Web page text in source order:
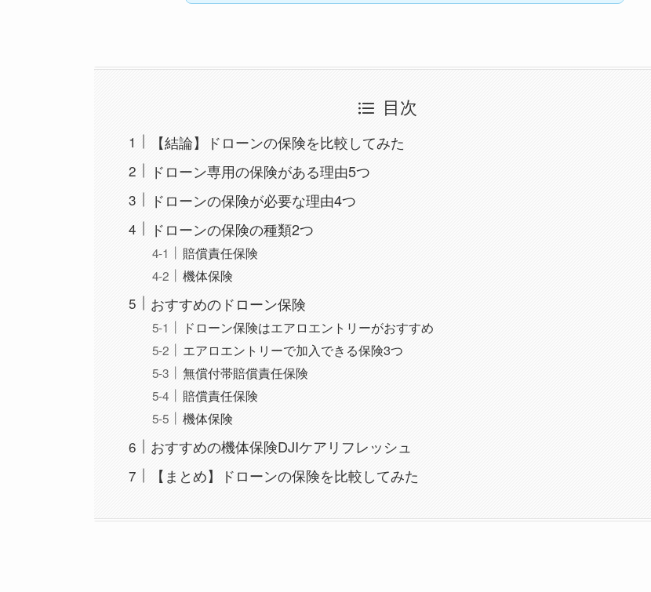
目次
【結論】ドローンの保険を比較してみた
ドローン専用の保険がある理由5つ
ドローンの保険が必要な理由4つ
ドローンの保険の種類2つ
賠償責任保険
機体保険
おすすめのドローン保険
ドローン保険はエアロエントリーがおすすめ
エアロエントリーで加入できる保険3つ
無償付帯賠償責任保険
賠償責任保険
機体保険
おすすめの機体保険DJIケアリフレッシュ
【まとめ】ドローンの保険を比較してみた